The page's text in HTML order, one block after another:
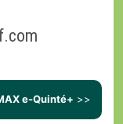
e-Quinté+ >>